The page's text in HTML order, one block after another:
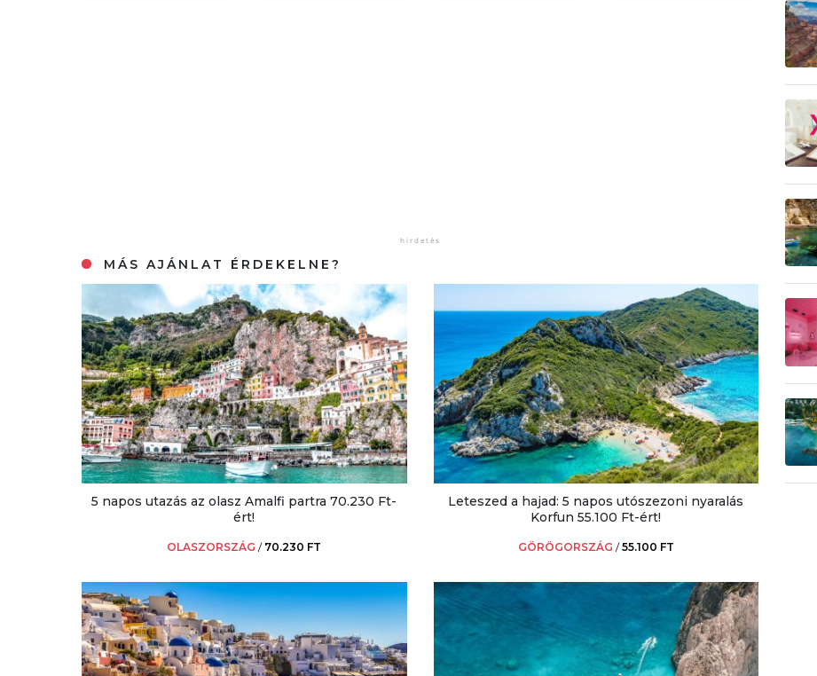
MÁS AJÁNLAT ÉRDEKELNE?
5 napos utazás az olasz Amalfi partra 70.230 Ft-
ért!
OLASZORSZÁG / 70.230 FT
Leteszed a hajad: 5 napos utószezoni nyaralás
Korfun 55.100 Ft-ért!
GÖRÖGORSZÁG /55.100 FT